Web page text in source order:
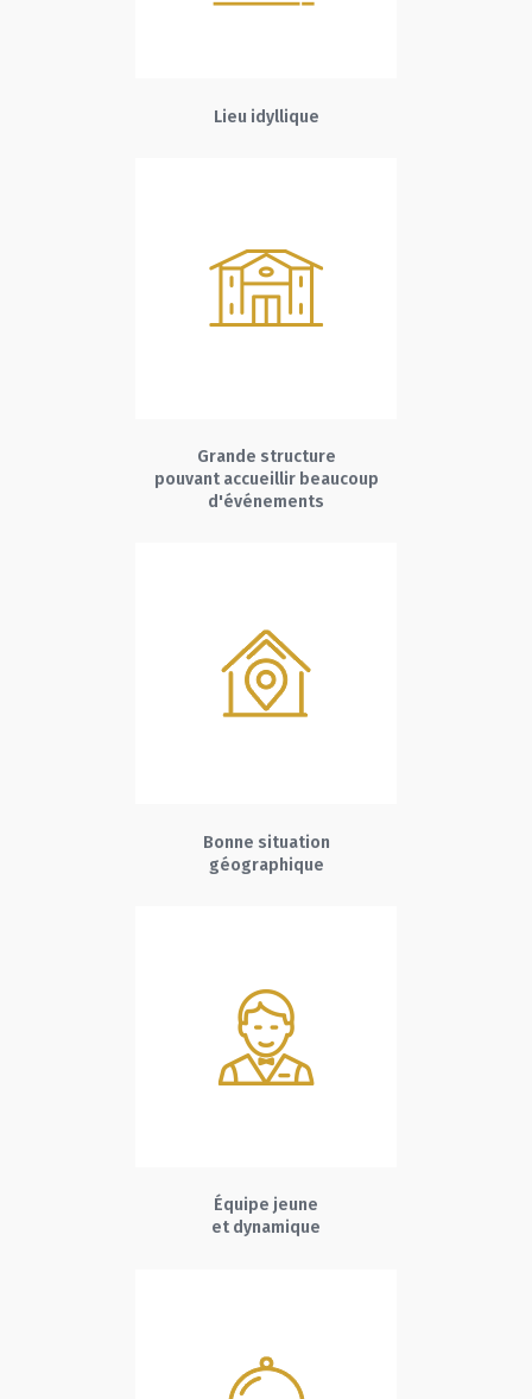
Lieu idyllique
Grande structure
pouvant accueillir beaucoup
d'événements
Bonne situation
géographique
Équipe jeune
et dynamique